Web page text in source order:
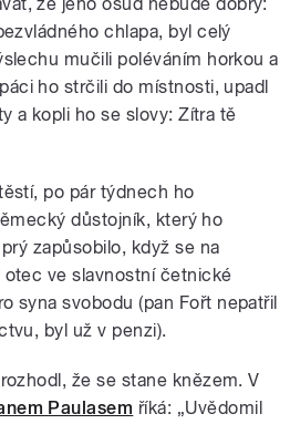
že jeho osud nebude dobrý:
chlapa, byl celý
mučili poléváním horkou a
ho strčili do místnosti, upadl
a kopli ho se slovy: Zítra tě
po pár týdnech ho
důstojník, který ho
zapůsobilo, když se na
otec ve slavnostní četnické
syna svobodu (pan Fořt nepatřil
byl už v penzi).
že se stane knězem. V
Paulasem říká: „Uvědomil